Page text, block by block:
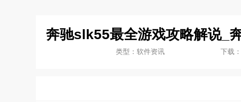
奔驰slk55最全游戏攻略解说_
类型：软件资讯 下载